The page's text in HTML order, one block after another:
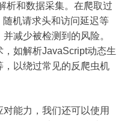
析和数据采集。在爬取过
机请求头和访问延迟等
减少被检测到的风险。
如解析JavaScript动态生
，以绕过常见的反爬虫机
能力，我们还可以使用